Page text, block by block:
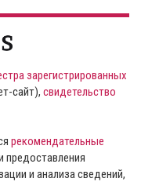
зарегистрированных
сайт), свидетельство
рекомендательные
предоставления
и анализа сведений,